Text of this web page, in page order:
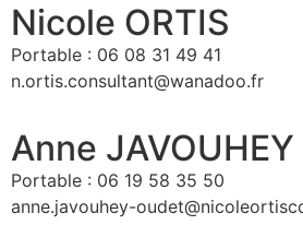
Nicole ORTIS
Portable : 06 08 31 49 41
n.ortis.consultant@wanadoo.fr
Anne JAVOUHEY
Portable : 06 19 58 35 50
anne.javouhey-